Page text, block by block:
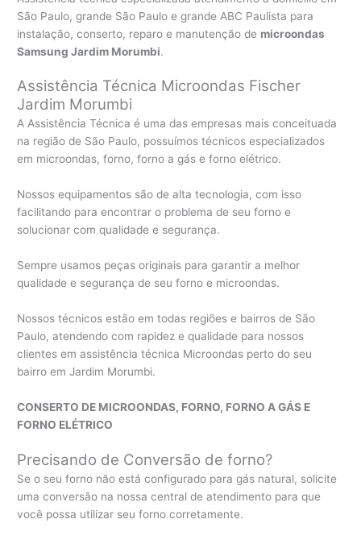
São Paulo, grande São Paulo e grande ABC Paulista para
instalação, conserto, reparo e manutenção de microondas
Samsung Jardim Morumbi.
Assistência Técnica Microondas Fischer
Jardim Morumbi
A Assistência Técnica é uma das empresas mais conceituada
na região de São Paulo, possuímos técnicos especializados
em microondas, forno, forno a gás e forno elétrico.
Nossos equipamentos são de alta tecnologia, com isso
facilitando para encontrar o problema de seu forno e
solucionar com qualidade e segurança.
Sempre usamos peças originais para garantir a melhor
qualidade e segurança de seu forno e microondas.
Nossos técnicos estão em todas regiões e bairros de São
Paulo, atendendo com rapidez e qualidade para nossos
clientes em assistência técnica Microondas perto do seu
bairro em Jardim Morumbi.
CONSERTO DE MICROONDAS, FORNO, FORNO A GÁS E
FORNO ELÉTRICO
Precisando de Conversão de forno?
Se o seu forno não está configurado para gás natural, solicite
uma conversão na nossa central de atendimento para que
você possa utilizar seu forno corretamente.